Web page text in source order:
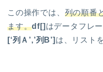
この操作では、 列の順番
ます。df[] はデータフレ
[‘列Ａ’,’列B’] は、リスト